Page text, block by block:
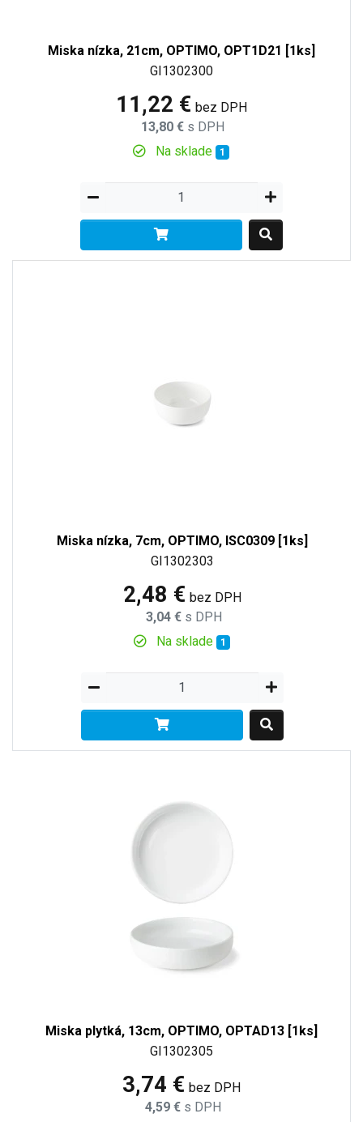
Miska nízka, 21cm, OPTIMO, OPT1D21 [1ks]
GI1302300
11,22 € bez DPH
13,80 € s DPH
Na sklade 1
Miska nízka, 7cm, OPTIMO, ISC0309 [1ks]
GI1302303
2,48 € bez DPH
3,04 € s DPH
Na sklade 1
Miska plytká, 13cm, OPTIMO, OPTAD13 [1ks]
GI1302305
3,74 € bez DPH
4,59 € s DPH